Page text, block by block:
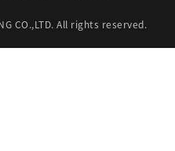
CO.,LTD. All rights reserved.